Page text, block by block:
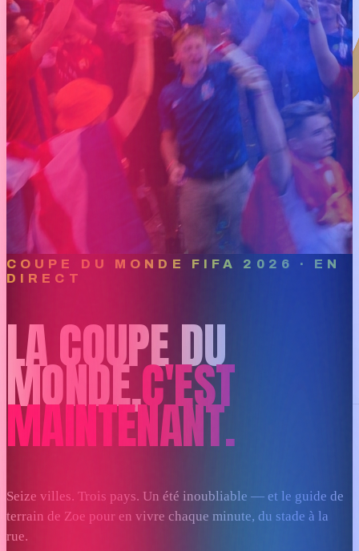
Planifier Réserver Bagages Visas et documentsSur place
FR
COUPE DU MONDE FIFA 2026 · EN
DIRECT
LA COUPE DU
MONDE,C'EST
MAINTENANT.
Seize villes. Trois pays. Un été inoubliable — et le guide de
terrain de Zoe pour en vivre chaque minute, du stade à la
rue.